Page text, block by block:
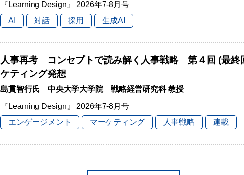
『Learning Design』 2026年7-8月号
AI
対話 採用 生成AI
人事再考 コンセプトで読み解く人事戦略 第４回 (最
ケティング発想
島貫智行氏 中央大学大学院 戦略経営研究科 教授
『Learning Design』 2026年7-8月号
エンゲージメント
マーケティング 人事戦略 連載